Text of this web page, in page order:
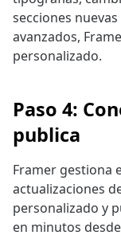
secciones
avanzados,
personalizado.
Paso 4:
publica
Framer gestiona
actualizaciones
personalizado y
en minutos